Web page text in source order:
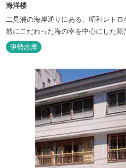
海洋楼
二見浦の海岸通りにある、昭和レト
然にこだわった海の幸を中心にした割
伊勢志摩